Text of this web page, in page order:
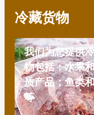
冷藏货物
我们为您提供
物包括：水果
质产品；鱼类
等